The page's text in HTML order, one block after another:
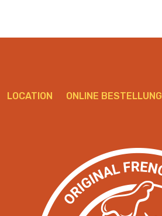
LOCATION ONLINE BESTELLUNG